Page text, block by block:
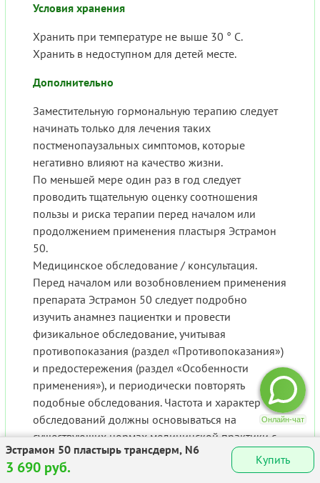
Условия хранения
Хранить при температуре не выше 30 ° С.
Хранить в недоступном для детей месте.
Дополнительно
Заместительную гормональную терапию следует
начинать только для лечения таких
постменопаузальных симптомов, которые
негативно влияют на качество жизни.
По меньшей мере один раз в год следует
проводить тщательную оценку соотношения
пользы и риска терапии перед началом или
продолжением применения пластыря Эстрамон
50.
Медицинское обследование / консультация.
Перед началом или возобновлением применения
препарата Эстрамон 50 следует подробно
изучить анамнез пациентки и провести
физикальное обследование, учитывая
противопоказания (раздел «Противопоказания»)
и предостережения (раздел «Особенности
применения»), и периодически повторять
подобные обследования. Частота и характер
обследований должны основываться на
существующих нормах медицинской практики с
учетом индивидуальных особенностей каждой
пациентки. Обследованию подлежат, как
Эстрамон 50 пластырь трансдерм, N6
3 690 руб. Купить